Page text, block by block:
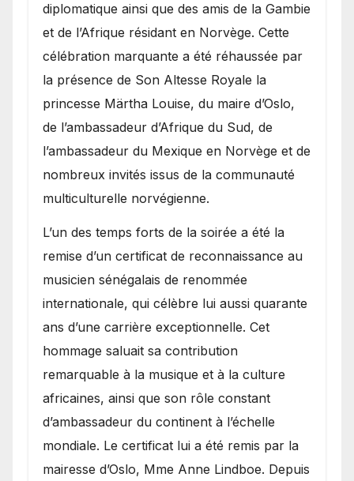
diplomatique ainsi que des amis de la Gambie
et de l’Afrique résidant en Norvège. Cette
célébration marquante a été réhaussée par
la présence de Son Altesse Royale la
princesse Märtha Louise, du maire d’Oslo,
de l’ambassadeur d’Afrique du Sud, de
l’ambassadeur du Mexique en Norvège et de
nombreux invités issus de la communauté
multiculturelle norvégienne.
​L’un des temps forts de la soirée a été la
remise d’un certificat de reconnaissance au
musicien sénégalais de renommée
internationale, qui célèbre lui aussi quarante
ans d’une carrière exceptionnelle. Cet
hommage saluait sa contribution
remarquable à la musique et à la culture
africaines, ainsi que son rôle constant
d’ambassadeur du continent à l’échelle
mondiale. Le certificat lui a été remis par la
mairesse d’Oslo, Mme Anne Lindboe. Depuis